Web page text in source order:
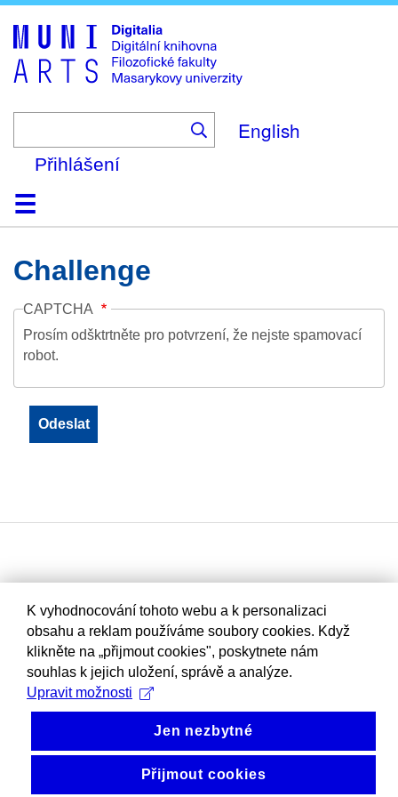
to
main
content
English
Přihlášení
DomůKolekce
Prohlížení
Vyhledávání
O platformě
Nápověda
KontaktDigitalia
Challenge
CAPTCHA
Prosím odšktrtněte pro potvrzení, že nejste spamovací
robot.
K vyhodnocování tohoto webu a k personalizaci
obsahu a reklam používáme soubory cookies. Když
klikněte na „přijmout cookies", poskytnete nám
souhlas k jejich uložení, správě a analýze.
Upravit možnosti
Jen nezbytné
Přijmout cookies